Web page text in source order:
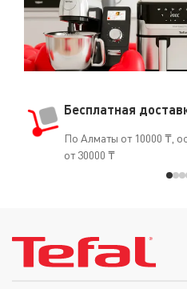
Бесплатная
По Алматы от 10000 ₸,
от 30000 ₸